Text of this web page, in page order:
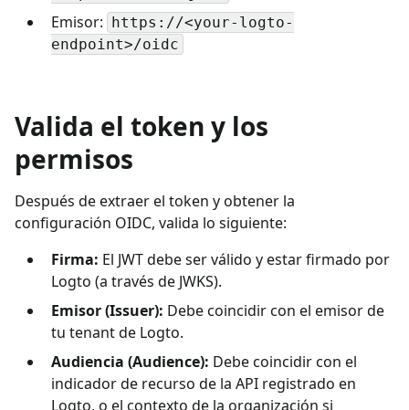
Emisor:
https://<your-logto-
endpoint>/oidc
Valida el token y los
permisos
Después de extraer el token y obtener la
configuración OIDC, valida lo siguiente:
Firma: El JWT debe ser válido y estar firmado por
Logto (a través de JWKS).
Emisor (Issuer): Debe coincidir con el emisor de
tu tenant de Logto.
Audiencia (Audience): Debe coincidir con el
indicador de recurso de la API registrado en
Logto, o el contexto de la organización si